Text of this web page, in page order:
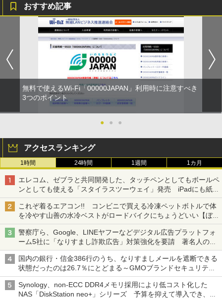
おすすめ記事
無料で使えるWi-Fi「00000JAPAN」利用時に注意すべき
3つのポイント
● ● ●
アクセスランキング
1時間 24時間 1週間 1カ月
エレコム、ゼブラと共同開発した、タッチペンとしてもボールペ
ンとしても使える「スタイラスツーウェイ」発売 iPadにも紙に
も、持ち替えずに書き込める
これぞ着るエアコン!! コンビニで買える冷凍ペットボトルで体
を冷やす山善の水冷ベストがロードバイクにちょうどいい【ぼっ
ち・ざ・ろーど！その14】【空いた時間でなにしてる？】
警察庁ら、Google、LINEヤフーなどデジタル広告プラットフォ
ーム5社に「なりすまし詐欺広告」対策強化を要請 著名人の写
真や映像を使った投資詐欺などへの対策として
国内の銀行・信金386行のうち、なりすましメールを遮断できる
状態だったのは26.7％にとどまる～GMOブランドセキュリティ
調査
Synology、non-ECC DDR4メモリ採用により低コスト化した
NAS「DiskStation neo+」シリーズ 予算を抑えて導入でき、